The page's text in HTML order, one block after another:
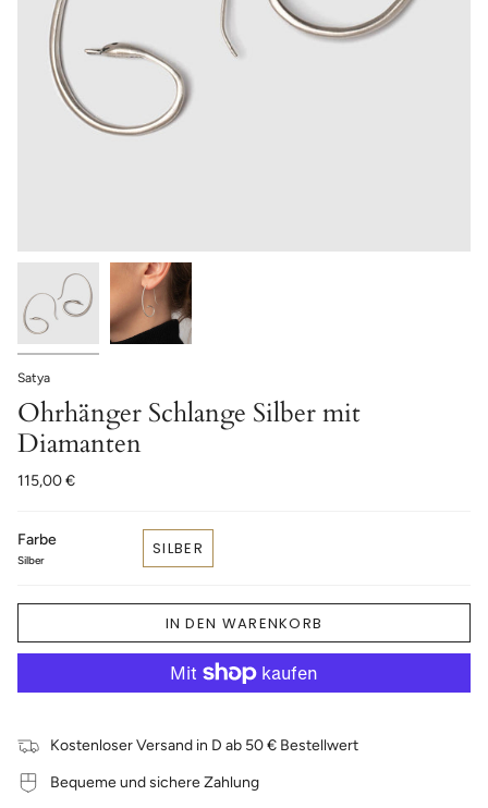
Satya
Ohrhänger Schlange Silber mit
Diamanten
115,00 €
Farbe
Silber
SILBER
IN DEN WARENKORB
Kostenloser Versand in D ab 50 € Bestellwert
Bequeme und sichere Zahlung